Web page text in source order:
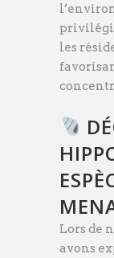
les
Lors de
avons